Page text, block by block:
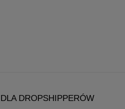
DLA DROPSHIPPERÓW